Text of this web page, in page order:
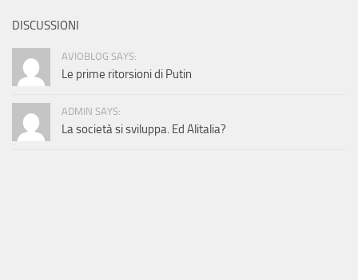
DISCUSSIONI
AVIOBLOG SAYS:
Le prime ritorsioni di Putin
ADMIN SAYS:
La società si sviluppa. Ed Alitalia?